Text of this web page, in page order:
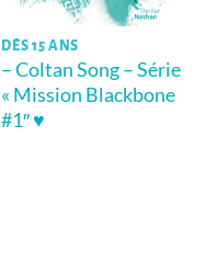
DÈS 15 ANS
– Coltan Song – Série
« Mission Blackbone
#1″ ♥